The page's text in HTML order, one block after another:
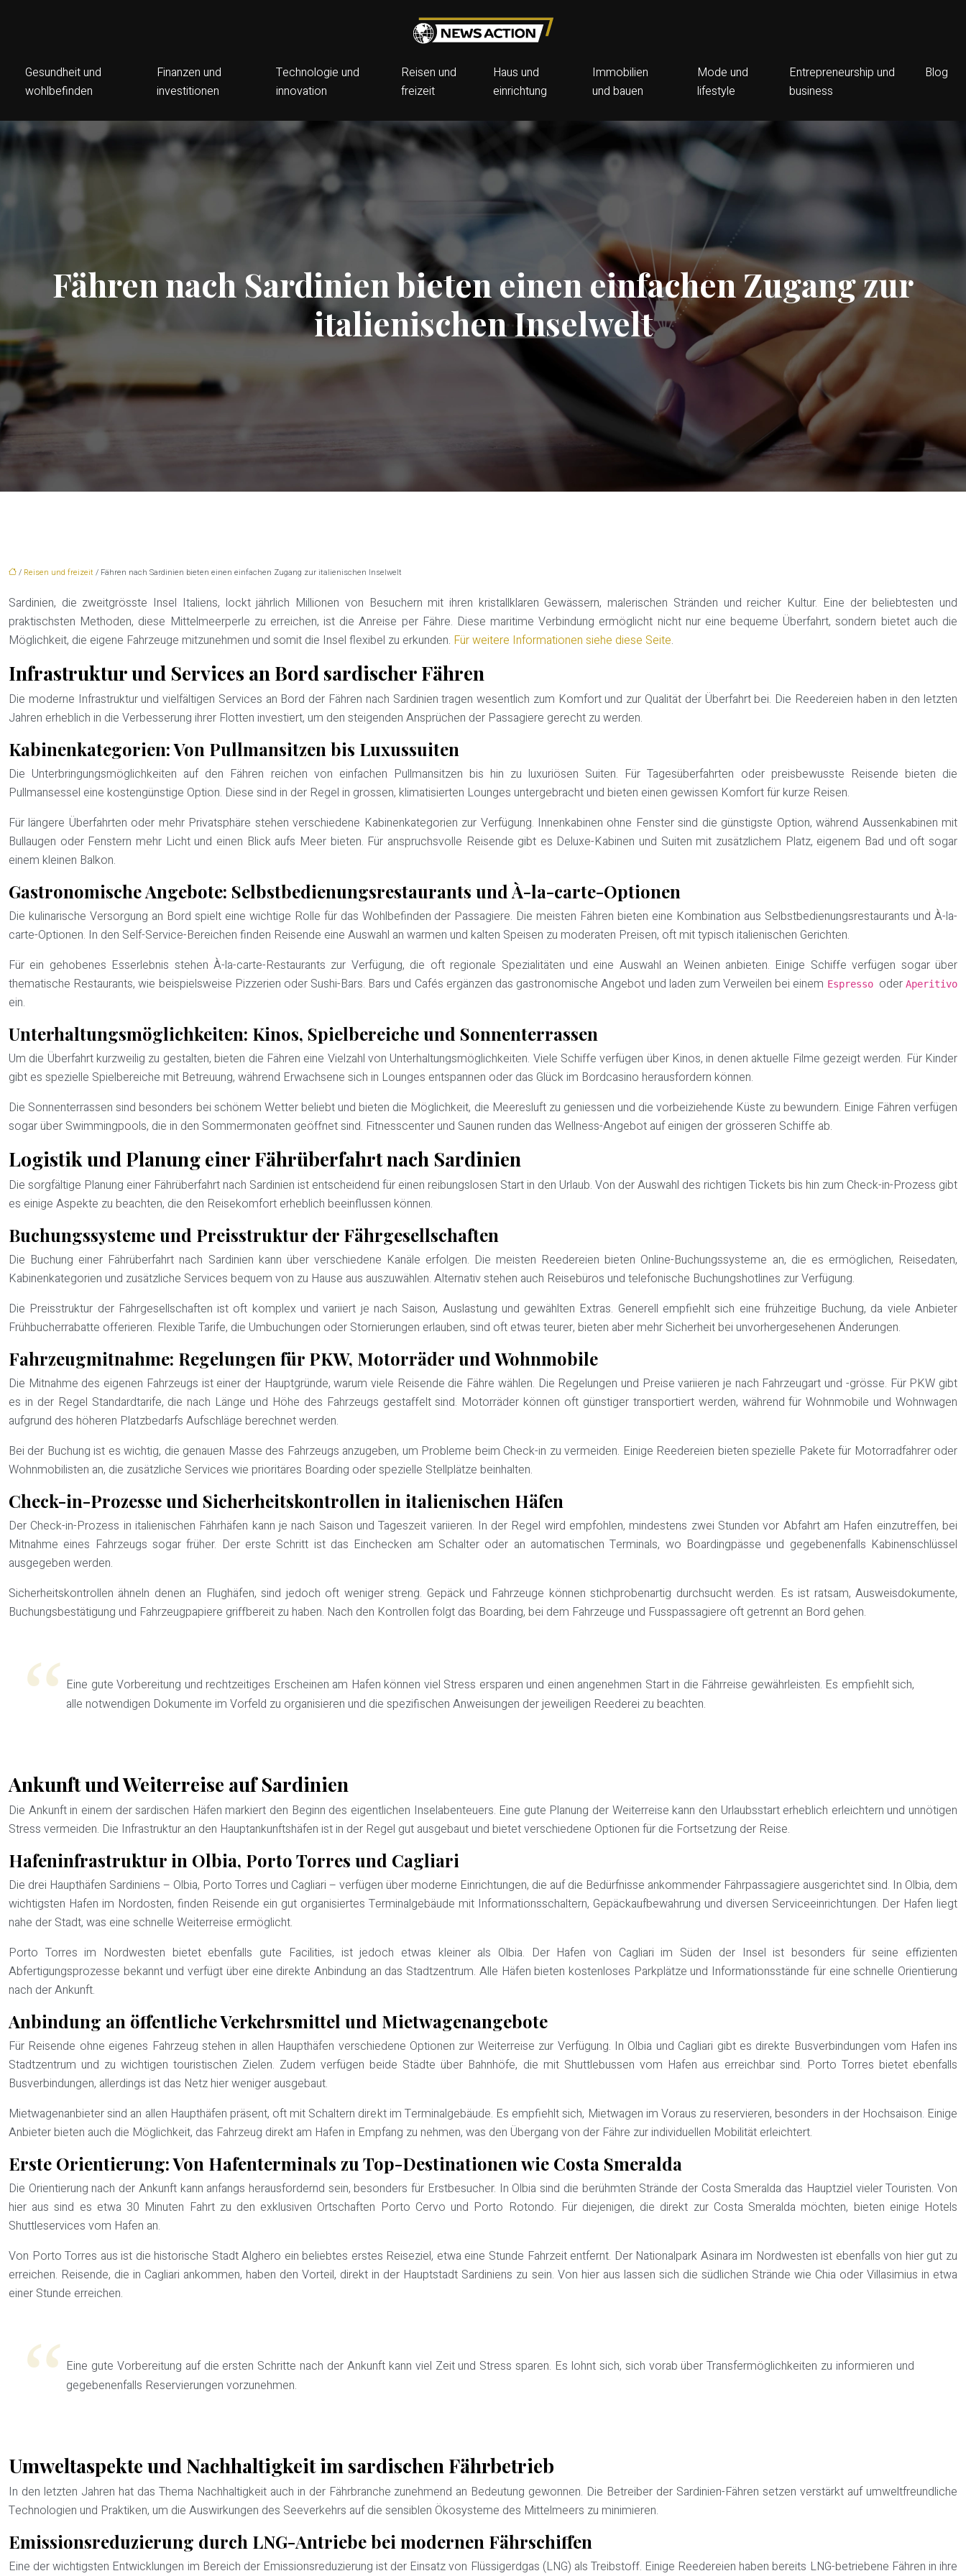
Gesundheit und
wohlbefinden
Finanzen und
investitionen
Technologie und
innovation
Reisen und
freizeit
Haus und
einrichtung
Immobilien
und bauen
Mode und
lifestyle
Entrepreneurship und
business
Blog
Fähren nach Sardinien bieten einen einfachen Zugang zur
italienischen Inselwelt
/ Reisen und freizeit / Fähren nach Sardinien bieten einen einfachen Zugang zur italienischen Inselwelt
Sardinien, die zweitgrösste Insel Italiens, lockt jährlich Millionen von Besuchern mit ihren kristallklaren Gewässern, malerischen Stränden und reicher Kultur. Eine der beliebtesten und
praktischsten Methoden, diese Mittelmeerperle zu erreichen, ist die Anreise per Fähre. Diese maritime Verbindung ermöglicht nicht nur eine bequeme Überfahrt, sondern bietet auch die
Möglichkeit, die eigene Fahrzeuge mitzunehmen und somit die Insel flexibel zu erkunden. Für weitere Informationen siehe diese Seite.
Infrastruktur und Services an Bord sardischer Fähren
Die moderne Infrastruktur und vielfältigen Services an Bord der Fähren nach Sardinien tragen wesentlich zum Komfort und zur Qualität der Überfahrt bei. Die Reedereien haben in den letzten
Jahren erheblich in die Verbesserung ihrer Flotten investiert, um den steigenden Ansprüchen der Passagiere gerecht zu werden.
Kabinenkategorien: Von Pullmansitzen bis Luxussuiten
Die Unterbringungsmöglichkeiten auf den Fähren reichen von einfachen Pullmansitzen bis hin zu luxuriösen Suiten. Für Tagesüberfahrten oder preisbewusste Reisende bieten die
Pullmansessel eine kostengünstige Option. Diese sind in der Regel in grossen, klimatisierten Lounges untergebracht und bieten einen gewissen Komfort für kurze Reisen.
Für längere Überfahrten oder mehr Privatsphäre stehen verschiedene Kabinenkategorien zur Verfügung. Innenkabinen ohne Fenster sind die günstigste Option, während Aussenkabinen mit
Bullaugen oder Fenstern mehr Licht und einen Blick aufs Meer bieten. Für anspruchsvolle Reisende gibt es Deluxe-Kabinen und Suiten mit zusätzlichem Platz, eigenem Bad und oft sogar
einem kleinen Balkon.
Gastronomische Angebote: Selbstbedienungsrestaurants und À-la-carte-Optionen
Die kulinarische Versorgung an Bord spielt eine wichtige Rolle für das Wohlbefinden der Passagiere. Die meisten Fähren bieten eine Kombination aus Selbstbedienungsrestaurants und À-la-
carte-Optionen. In den Self-Service-Bereichen finden Reisende eine Auswahl an warmen und kalten Speisen zu moderaten Preisen, oft mit typisch italienischen Gerichten.
Für ein gehobenes Esserlebnis stehen À-la-carte-Restaurants zur Verfügung, die oft regionale Spezialitäten und eine Auswahl an Weinen anbieten. Einige Schiffe verfügen sogar über
thematische Restaurants, wie beispielsweise Pizzerien oder Sushi-Bars. Bars und Cafés ergänzen das gastronomische Angebot und laden zum Verweilen bei einem Espresso oderAperitivo
ein.
Unterhaltungsmöglichkeiten: Kinos, Spielbereiche und Sonnenterrassen
Um die Überfahrt kurzweilig zu gestalten, bieten die Fähren eine Vielzahl von Unterhaltungsmöglichkeiten. Viele Schiffe verfügen über Kinos, in denen aktuelle Filme gezeigt werden. Für Kinder
gibt es spezielle Spielbereiche mit Betreuung, während Erwachsene sich in Lounges entspannen oder das Glück im Bordcasino herausfordern können.
Die Sonnenterrassen sind besonders bei schönem Wetter beliebt und bieten die Möglichkeit, die Meeresluft zu geniessen und die vorbeiziehende Küste zu bewundern. Einige Fähren verfügen
sogar über Swimmingpools, die in den Sommermonaten geöffnet sind. Fitnesscenter und Saunen runden das Wellness-Angebot auf einigen der grösseren Schiffe ab.
Logistik und Planung einer Fährüberfahrt nach Sardinien
Die sorgfältige Planung einer Fährüberfahrt nach Sardinien ist entscheidend für einen reibungslosen Start in den Urlaub. Von der Auswahl des richtigen Tickets bis hin zum Check-in-Prozess gibt
es einige Aspekte zu beachten, die den Reisekomfort erheblich beeinflussen können.
Buchungssysteme und Preisstruktur der Fährgesellschaften
Die Buchung einer Fährüberfahrt nach Sardinien kann über verschiedene Kanäle erfolgen. Die meisten Reedereien bieten Online-Buchungssysteme an, die es ermöglichen, Reisedaten,
Kabinenkategorien und zusätzliche Services bequem von zu Hause aus auszuwählen. Alternativ stehen auch Reisebüros und telefonische Buchungshotlines zur Verfügung.
Die Preisstruktur der Fährgesellschaften ist oft komplex und variiert je nach Saison, Auslastung und gewählten Extras. Generell empfiehlt sich eine frühzeitige Buchung, da viele Anbieter
Frühbucherrabatte offerieren. Flexible Tarife, die Umbuchungen oder Stornierungen erlauben, sind oft etwas teurer, bieten aber mehr Sicherheit bei unvorhergesehenen Änderungen.
Fahrzeugmitnahme: Regelungen für PKW, Motorräder und Wohnmobile
Die Mitnahme des eigenen Fahrzeugs ist einer der Hauptgründe, warum viele Reisende die Fähre wählen. Die Regelungen und Preise variieren je nach Fahrzeugart und -grösse. Für PKW gibt
es in der Regel Standardtarife, die nach Länge und Höhe des Fahrzeugs gestaffelt sind. Motorräder können oft günstiger transportiert werden, während für Wohnmobile und Wohnwagen
aufgrund des höheren Platzbedarfs Aufschläge berechnet werden.
Bei der Buchung ist es wichtig, die genauen Masse des Fahrzeugs anzugeben, um Probleme beim Check-in zu vermeiden. Einige Reedereien bieten spezielle Pakete für Motorradfahrer oder
Wohnmobilisten an, die zusätzliche Services wie prioritäres Boarding oder spezielle Stellplätze beinhalten.
Check-in-Prozesse und Sicherheitskontrollen in italienischen Häfen
Der Check-in-Prozess in italienischen Fährhäfen kann je nach Saison und Tageszeit variieren. In der Regel wird empfohlen, mindestens zwei Stunden vor Abfahrt am Hafen einzutreffen, bei
Mitnahme eines Fahrzeugs sogar früher. Der erste Schritt ist das Einchecken am Schalter oder an automatischen Terminals, wo Boardingpässe und gegebenenfalls Kabinenschlüssel
ausgegeben werden.
Sicherheitskontrollen ähneln denen an Flughäfen, sind jedoch oft weniger streng. Gepäck und Fahrzeuge können stichprobenartig durchsucht werden. Es ist ratsam, Ausweisdokumente,
Buchungsbestätigung und Fahrzeugpapiere griffbereit zu haben. Nach den Kontrollen folgt das Boarding, bei dem Fahrzeuge und Fusspassagiere oft getrennt an Bord gehen.
Eine gute Vorbereitung und rechtzeitiges Erscheinen am Hafen können viel Stress ersparen und einen angenehmen Start in die Fährreise gewährleisten. Es empfiehlt sich,
alle notwendigen Dokumente im Vorfeld zu organisieren und die spezifischen Anweisungen der jeweiligen Reederei zu beachten.
Ankunft und Weiterreise auf Sardinien
Die Ankunft in einem der sardischen Häfen markiert den Beginn des eigentlichen Inselabenteuers. Eine gute Planung der Weiterreise kann den Urlaubsstart erheblich erleichtern und unnötigen
Stress vermeiden. Die Infrastruktur an den Hauptankunftshäfen ist in der Regel gut ausgebaut und bietet verschiedene Optionen für die Fortsetzung der Reise.
Hafeninfrastruktur in Olbia, Porto Torres und Cagliari
Die drei Haupthäfen Sardiniens – Olbia, Porto Torres und Cagliari – verfügen über moderne Einrichtungen, die auf die Bedürfnisse ankommender Fährpassagiere ausgerichtet sind. In Olbia, dem
wichtigsten Hafen im Nordosten, finden Reisende ein gut organisiertes Terminalgebäude mit Informationsschaltern, Gepäckaufbewahrung und diversen Serviceeinrichtungen. Der Hafen liegt
nahe der Stadt, was eine schnelle Weiterreise ermöglicht.
Porto Torres im Nordwesten bietet ebenfalls gute Facilities, ist jedoch etwas kleiner als Olbia. Der Hafen von Cagliari im Süden der Insel ist besonders für seine effizienten
Abfertigungsprozesse bekannt und verfügt über eine direkte Anbindung an das Stadtzentrum. Alle Häfen bieten kostenloses Parkplätze und Informationsstände für eine schnelle Orientierung
nach der Ankunft.
Anbindung an öffentliche Verkehrsmittel und Mietwagenangebote
Für Reisende ohne eigenes Fahrzeug stehen in allen Haupthäfen verschiedene Optionen zur Weiterreise zur Verfügung. In Olbia und Cagliari gibt es direkte Busverbindungen vom Hafen ins
Stadtzentrum und zu wichtigen touristischen Zielen. Zudem verfügen beide Städte über Bahnhöfe, die mit Shuttlebussen vom Hafen aus erreichbar sind. Porto Torres bietet ebenfalls
Busverbindungen, allerdings ist das Netz hier weniger ausgebaut.
Mietwagenanbieter sind an allen Haupthäfen präsent, oft mit Schaltern direkt im Terminalgebäude. Es empfiehlt sich, Mietwagen im Voraus zu reservieren, besonders in der Hochsaison. Einige
Anbieter bieten auch die Möglichkeit, das Fahrzeug direkt am Hafen in Empfang zu nehmen, was den Übergang von der Fähre zur individuellen Mobilität erleichtert.
Erste Orientierung: Von Hafenterminals zu Top-Destinationen wie Costa Smeralda
Die Orientierung nach der Ankunft kann anfangs herausfordernd sein, besonders für Erstbesucher. In Olbia sind die berühmten Strände der Costa Smeralda das Hauptziel vieler Touristen. Von
hier aus sind es etwa 30 Minuten Fahrt zu den exklusiven Ortschaften Porto Cervo und Porto Rotondo. Für diejenigen, die direkt zur Costa Smeralda möchten, bieten einige Hotels
Shuttleservices vom Hafen an.
Von Porto Torres aus ist die historische Stadt Alghero ein beliebtes erstes Reiseziel, etwa eine Stunde Fahrzeit entfernt. Der Nationalpark Asinara im Nordwesten ist ebenfalls von hier gut zu
erreichen. Reisende, die in Cagliari ankommen, haben den Vorteil, direkt in der Hauptstadt Sardiniens zu sein. Von hier aus lassen sich die südlichen Strände wie Chia oder Villasimius in etwa
einer Stunde erreichen.
Eine gute Vorbereitung auf die ersten Schritte nach der Ankunft kann viel Zeit und Stress sparen. Es lohnt sich, sich vorab über Transfermöglichkeiten zu informieren und
gegebenenfalls Reservierungen vorzunehmen.
Umweltaspekte und Nachhaltigkeit im sardischen Fährbetrieb
In den letzten Jahren hat das Thema Nachhaltigkeit auch in der Fährbranche zunehmend an Bedeutung gewonnen. Die Betreiber der Sardinien-Fähren setzen verstärkt auf umweltfreundliche
Technologien und Praktiken, um die Auswirkungen des Seeverkehrs auf die sensiblen Ökosysteme des Mittelmeers zu minimieren.
Emissionsreduzierung durch LNG-Antriebe bei modernen Fährschiffen
Eine der wichtigsten Entwicklungen im Bereich der Emissionsreduzierung ist der Einsatz von Flüssigerdgas (LNG) als Treibstoff. Einige Reedereien haben bereits LNG-betriebene Fähren in ihre